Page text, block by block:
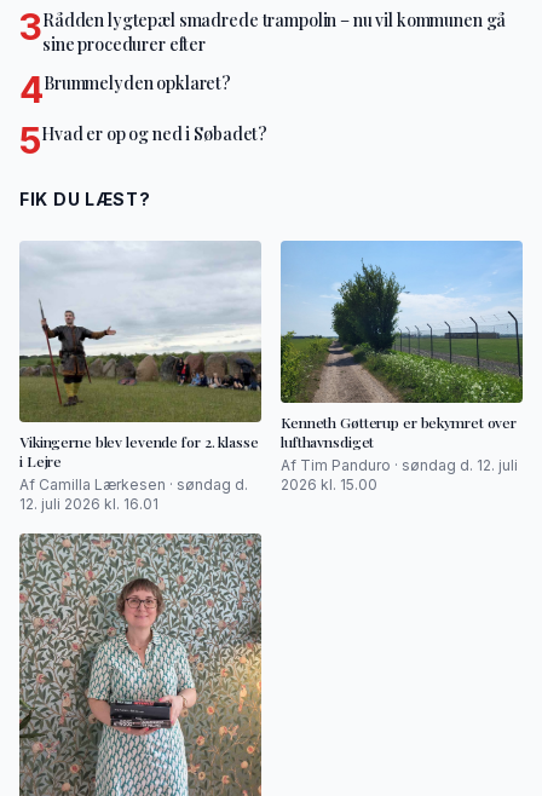
3Rådden lygtepæl smadrede trampolin – nu vil kommunen gå
sine procedurer efter
4Brummelyden opklaret?
5Hvad er op og ned i Søbadet?
FIK DU LÆST?
Vikingerne blev levende for 2. klasse
i Lejre
Af Camilla Lærkesen · søndag d.
12. juli 2026 kl. 16.01
Kenneth Gøtterup er bekymret over
lufthavnsdiget
Af Tim Panduro · søndag d. 12. juli
2026 kl. 15.00